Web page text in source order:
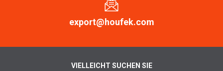
export@houfek.com
VIELLEICHT SUCHEN SIE